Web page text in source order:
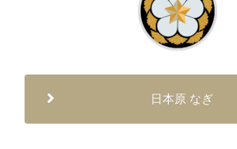
日本原 なぎ